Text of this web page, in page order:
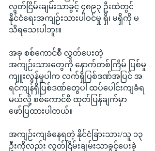
လွတ်ငြိမ်းချမ်းသာခွင့် ၄၈၉၃ ဦးထဲတွင်
နိုင်ငံရေးအကျဉ်းသားပါဝင်မှု ရှိ၊ မရှိကို မ
သိရသေးပါဘူး။
အခု စစ်ကောင်စီ လွှတ်ပေးတဲ့
အကျဉ်းသားတွေကို နောက်တစ်ကြိမ် ပြစ်မှု
ကျူးလွန်မှုပါက လက်ရှိပြစ်ဒဏ်အပြင် အ
ရင်ကျန်ရှိပြစ်ဒဏ်တွေပါ ထပ်ပေါင်းကျခံရ
မယ်လို့ စစ်ကောင်စီ ထုတ်ပြန်ချက်မှာ
ဖော်ပြထားပါတယ်။
အကျဉ်းကျခံနေရတဲ့ နိုင်ငံခြားသား/သူ ၁၃
ဦးကိုလည်း လွတ်ငြိမ်းချမ်းသာခွင့်ပေးခဲ့